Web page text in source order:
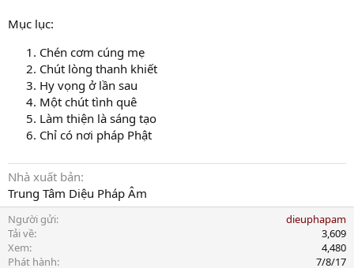
Mục lục:
Chén cơm cúng mẹ
Chút lòng thanh khiết
Hy vọng ở lần sau
Một chút tình quê
Làm thiện là sáng tạo
Chỉ có nơi pháp Phật
Nhà xuất bản
Trung Tâm Diệu Pháp Âm
Người gửi
dieuphapam
Tải về
3,609
Xem
4,480
Phát hành
7/8/17